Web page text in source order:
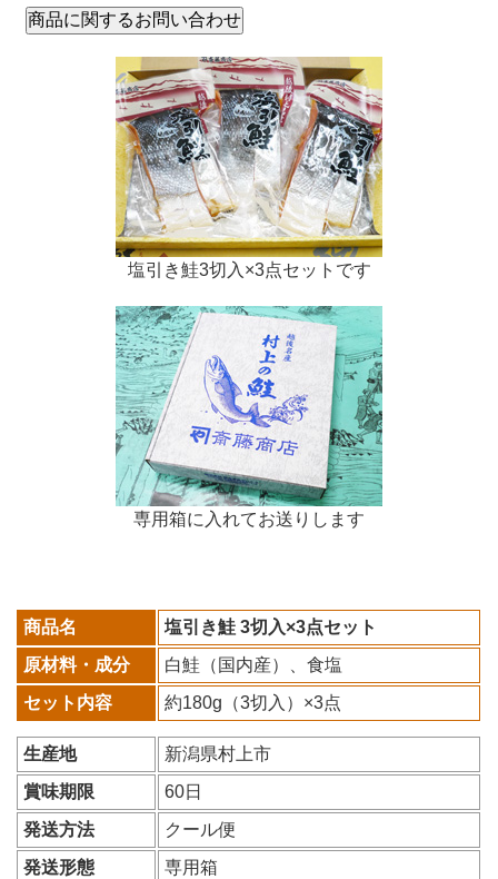
塩引き鮭3切入×3点セットです
専用箱に入れてお送りします
商品名
塩引き鮭 3切入×3点セット
原材料・成分
白鮭（国内産）、食塩
セット内容
約180g（3切入）×3点
生産地
新潟県村上市
賞味期限
60日
発送方法
クール便
発送形態
専用箱